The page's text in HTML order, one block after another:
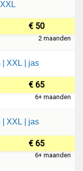
XXL
€ 50
2 maanden
| XXL | jas
€ 65
6+ maanden
| XXL | jas
€ 65
6+ maanden